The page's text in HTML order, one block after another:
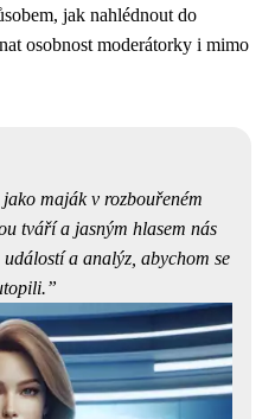
jak nahlédnout do
osobnost moderátorky i mimo
maják v rozbouřeném
tváří a jasným hlasem nás
a analýz, abychom se